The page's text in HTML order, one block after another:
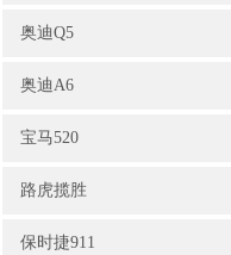
奥迪Q5
奥迪A6
宝马520
路虎揽胜
保时捷911